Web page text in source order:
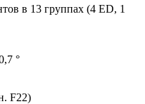
в 13 группах (4 ED, 1
°
F22)